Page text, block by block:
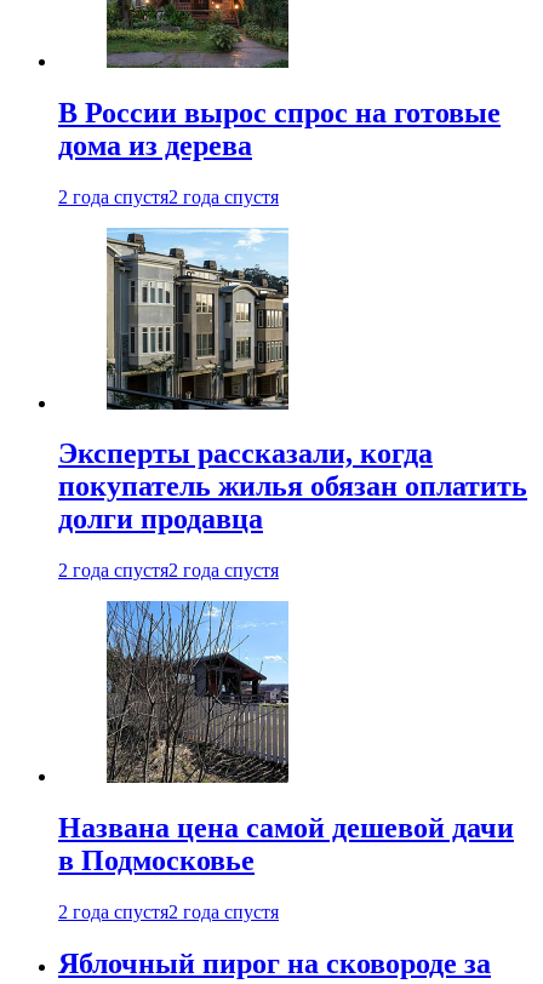
В России вырос спрос на готовые
дома из дерева
2 года спустя2 года спустя
Эксперты рассказали, когда
покупатель жилья обязан оплатить
долги продавца
2 года спустя2 года спустя
Названа цена самой дешевой дачи
в Подмосковье
2 года спустя2 года спустя
Яблочный пирог на сковороде за